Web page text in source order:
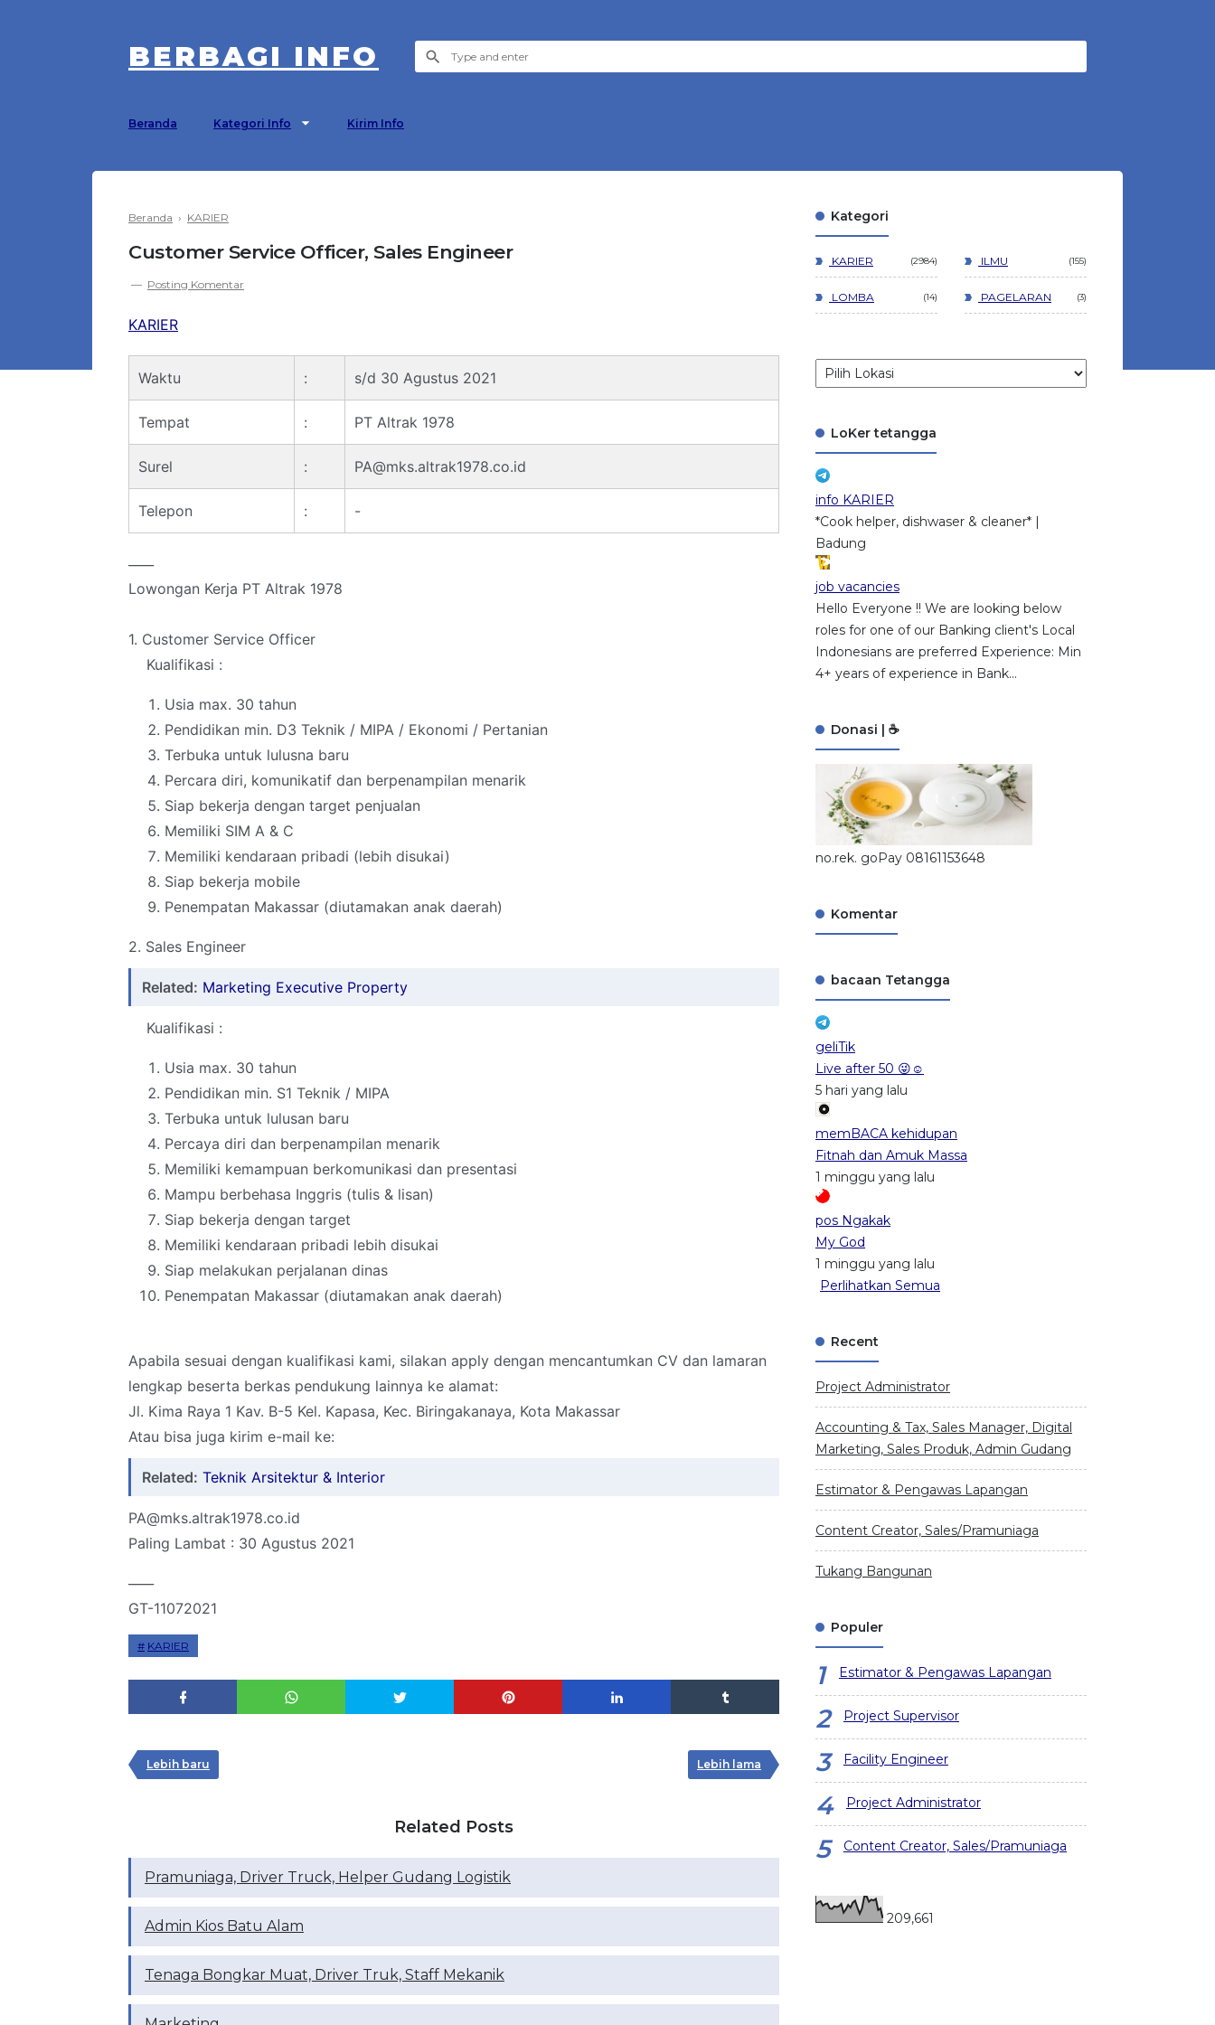
BERBAGI INFO
Beranda Kategori Info Kirim Info
Beranda › KARIER
Customer Service Officer, Sales Engineer
Posting Komentar
KARIER
Waktu : s/d 30 Agustus 2021
Tempat : PT Altrak 1978
Surel : PA@mks.altrak1978.co.id
Telepon : -
Lowongan Kerja PT Altrak 1978
1. Customer Service Officer
Kualifikasi :
Usia max. 30 tahun
Pendidikan min. D3 Teknik / MIPA / Ekonomi / Pertanian
Terbuka untuk lulusna baru
Percara diri, komunikatif dan berpenampilan menarik
Siap bekerja dengan target penjualan
Memiliki SIM A & C
Memiliki kendaraan pribadi (lebih disukai)
Siap bekerja mobile
Penempatan Makassar (diutamakan anak daerah)
2. Sales Engineer
Related: Marketing Executive Property
Kualifikasi :
Usia max. 30 tahun
Pendidikan min. S1 Teknik / MIPA
Terbuka untuk lulusan baru
Percaya diri dan berpenampilan menarik
Memiliki kemampuan berkomunikasi dan presentasi
Mampu berbehasa Inggris (tulis & lisan)
Siap bekerja dengan target
Memiliki kendaraan pribadi lebih disukai
Siap melakukan perjalanan dinas
Penempatan Makassar (diutamakan anak daerah)
Apabila sesuai dengan kualifikasi kami, silakan apply dengan mencantumkan CV dan lamaran
lengkap beserta berkas pendukung lainnya ke alamat:
Jl. Kima Raya 1 Kav. B-5 Kel. Kapasa, Kec. Biringakanaya, Kota Makassar
Atau bisa juga kirim e-mail ke:
Related: Teknik Arsitektur & Interior
PA@mks.altrak1978.co.id
Paling Lambat : 30 Agustus 2021
GT-11072021
KARIER
Lebih baru Lebih lama
Related Posts
Pramuniaga, Driver Truck, Helper Gudang Logistik
Admin Kios Batu Alam
Tenaga Bongkar Muat, Driver Truk, Staff Mekanik
Kategori
KARIER 2984 ILMU 155
LOMBA 14 PAGELARAN 3
LoKer tetangga
info KARIER
*Cook helper, dishwaser & cleaner* |
Badung
job vacancies
Hello Everyone !! We are looking below
roles for one of our Banking client's Local
Indonesians are preferred Experience: Min
4+ years of experience in Bank...
Donasi | ☕
no.rek. goPay 08161153648
Komentar
bacaan Tetangga
geliTik
Live after 50 😜☺️
5 hari yang lalu
memBACA kehidupan
Fitnah dan Amuk Massa
1 minggu yang lalu
pos Ngakak
My God
1 minggu yang lalu
Perlihatkan Semua
Recent
Project Administrator
Accounting & Tax, Sales Manager, Digital
Marketing, Sales Produk, Admin Gudang
Estimator & Pengawas Lapangan
Content Creator, Sales/Pramuniaga
Tukang Bangunan
Populer
Estimator & Pengawas Lapangan
Project Supervisor
Facility Engineer
Project Administrator
Content Creator, Sales/Pramuniaga
209,661